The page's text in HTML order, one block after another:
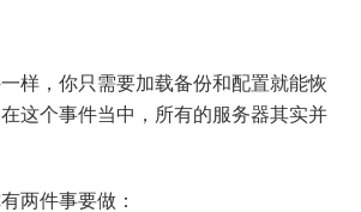
样，你只需要加载备份和配置就能恢
这个事件当中，所有的服务器其实并
两件事要做：